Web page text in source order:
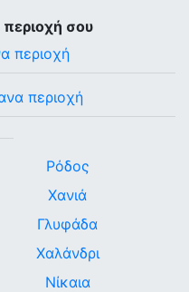
σου
περιοχή
περιοχή
Ρόδος
Χανιά
Γλυφάδα
Χαλάνδρι
Νίκαια